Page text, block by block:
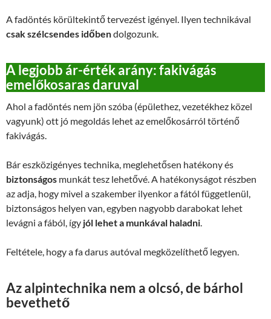
A fadöntés körültekintő tervezést igényel. Ilyen technikával
csak szélcsendes időbendolgozunk.
A legjobb ár-érték arány: fakivágás
emelőkosaras daruval
Ahol a fadöntés nem jön szóba (épülethez, vezetékhez közel
vagyunk) ott jó megoldás lehet az emelőkosárról történő
fakivágás.
Bár eszközigényes technika, meglehetősen hatékony és
biztonságos munkát tesz lehetővé. A hatékonyságot részben
az adja, hogy mivel a szakember ilyenkor a fától függetlenül,
biztonságos helyen van, egyben nagyobb darabokat lehet
levágni a fából, így jól lehet a munkával haladni.
Feltétele, hogy a fa darus autóval megközelíthető legyen.
Az alpintechnika nem a olcsó, de bárhol
bevethető